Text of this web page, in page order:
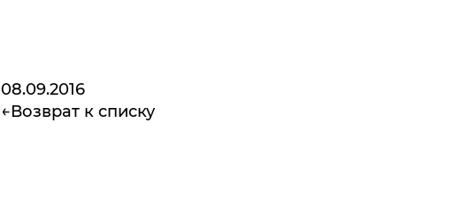
08.09.2016
Возврат к списку